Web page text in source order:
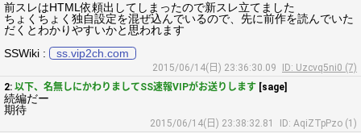
前スレはHTML依頼出してしまったので新スレ立てました
ちょくちょく独自設定を混ぜ込んでいるので、先に前作を読んでいた
だくとわかりやすいかと思われます
SSWiki :
ss.vip2ch.com
2015/06/14(日) 23:36:30.09
ID: Uzcvq5ni0 (7)
2: 以下、名無しにかわりましてSS速報VIPがお送りします [sage]
続編だー
期待
2015/06/14(日) 23:38:32.81
ID: AqiZTpPzo (1)